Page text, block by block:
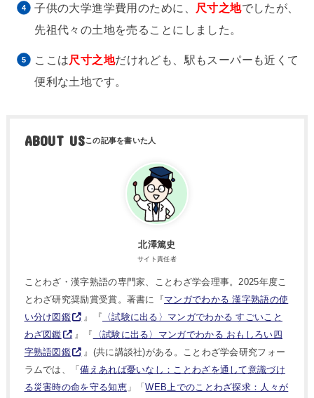
子供の大学進学費用のために、 尺寸之地でしたが、
先祖代々の土地を売ることにしました。
ここは 尺寸之地だけれども、駅もスーパーも近くて
便利な土地です。
ABOUT US
北澤篤史
サイト責任者
ことわざ・漢字熟語の専門家、ことわざ学会理事。2025年度こ
とわざ研究奨励賞受賞。著書に『マンガでわかる 漢字熟語の使
い分け図鑑
』『 〈試験に出る〉マンガでわかる すごいこと
わざ図鑑
』『
〈試験に出る〉マンガでわかる おもしろい四
字熟語図鑑
』(共に講談社)がある。ことわざ学会研究フォー
ラムでは、「備えあれば憂いなし：ことわざを通して意識づけ
る災害時の命を守る知恵」「WEB上でのことわざ探求：人々が